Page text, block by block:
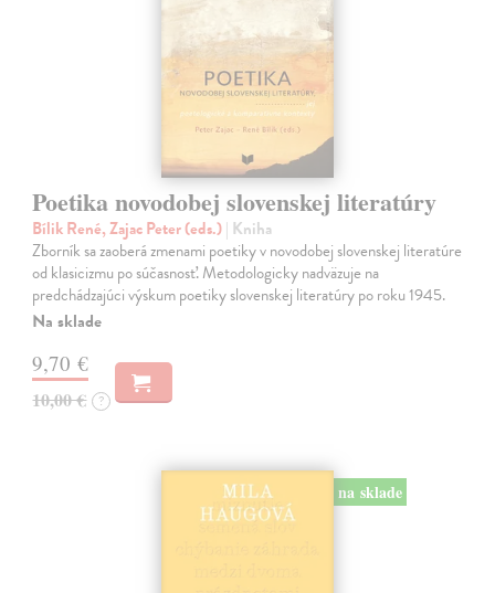
Poetika novodobej slovenskej literatúry
Bílik René, Zajac Peter (eds.)| Kniha
Zborník sa zaoberá zmenami poetiky v novodobej slovenskej literatúre
od klasicizmu po súčasnosť. Metodologicky nadväzuje na
predchádzajúci výskum poetiky slovenskej literatúry po roku 1945.
Na sklade
9,70 €
10,00 € ?
na sklade